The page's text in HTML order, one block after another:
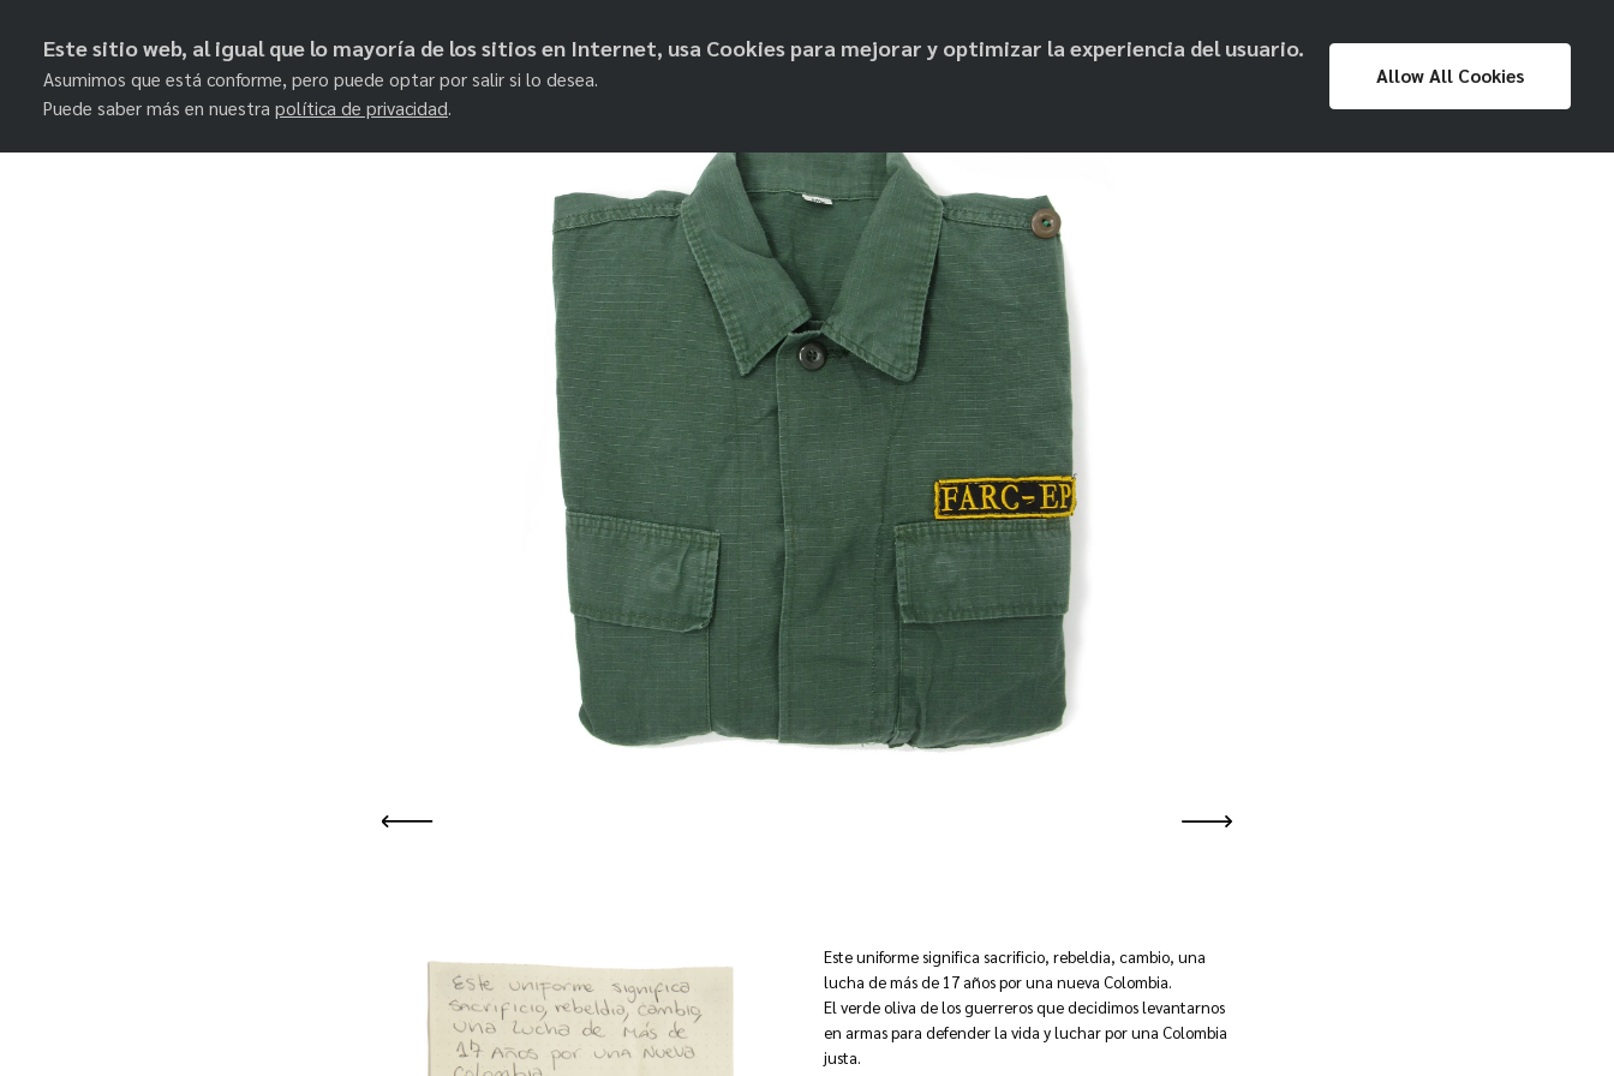
objetos de paz Proyecto Prensa
Exposiciones
Museo Nacional
Este uniforme significa sacrificio, rebeldia, cambio, una
lucha de más de 17 años por una nueva Colombia.
El verde oliva de los guerreros que decidimos levantarnos
en armas para defender la vida y luchar por una Colombia
justa.
Este sitio web, al igual que lo mayoría de los sitios en Internet, usa Cookies para mejorar y optimizar la experiencia del usuario.
Asumimos que está conforme, pero puede optar por salir si lo desea.
Puede saber más en nuestra política de privacidad.
Allow All Cookies